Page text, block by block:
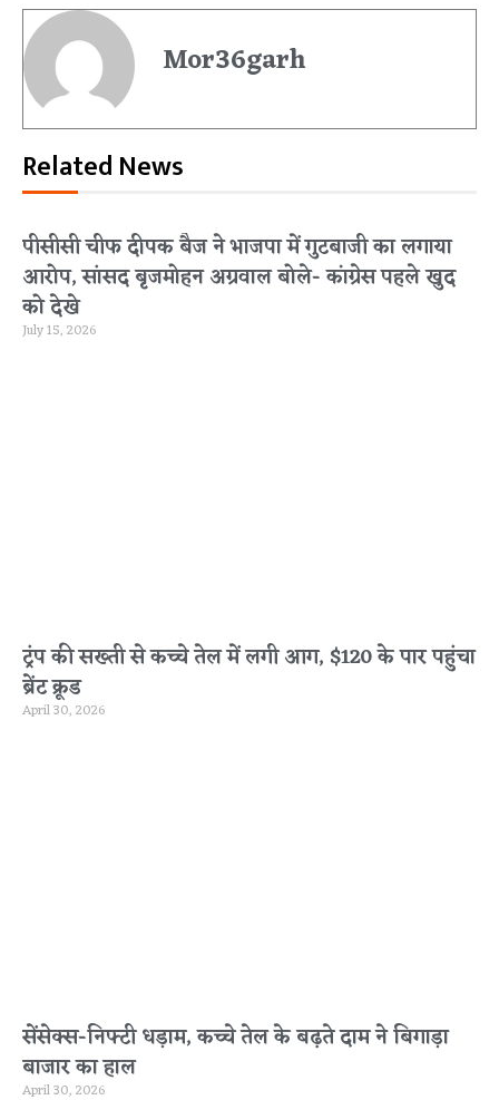
Mor36garh
Related News
पीसीसी चीफ दीपक बैज ने भाजपा में गुटबाजी का लगाया
आरोप, सांसद बृजमोहन अग्रवाल बोले- कांग्रेस पहले खुद
को देखे
July 15, 2026
ट्रंप की सख्ती से कच्चे तेल में लगी आग, $120 के पार पहुंचा
ब्रेंट क्रूड
April 30, 2026
सेंसेक्स-निफ्टी धड़ाम, कच्चे तेल के बढ़ते दाम ने बिगाड़ा
बाजार का हाल
April 30, 2026